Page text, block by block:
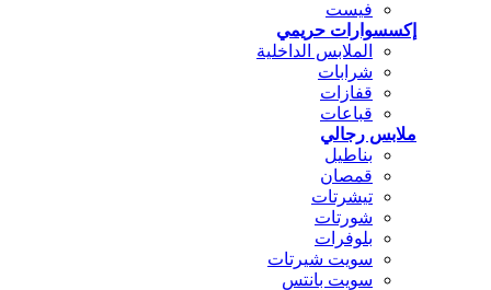
فيست
إكسسوارات حريمي
الملابس الداخلية
شرابات
قفازات
قباعات
ملابس رجالي
بناطيل
قمصان
تيشرتات
شورتات
بلوفرات
سويت شيرتات
سويت بانتس